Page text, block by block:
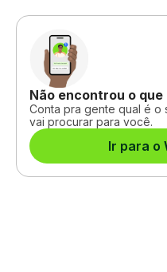
Não encontrou o
Conta pra gente qual é o
vai procurar para você.
Ir para o